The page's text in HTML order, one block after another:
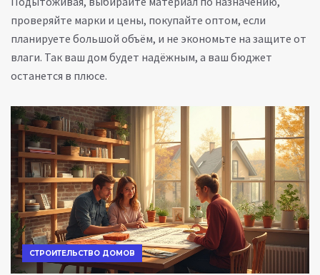
проверяйте марки и цены, покупайте оптом, если
планируете большой объём, и не экономьте на защите от
влаги. Так ваш дом будет надёжным, а ваш бюджет
останется в плюсе.
СТРОИТЕЛЬСТВО ДОМОВ